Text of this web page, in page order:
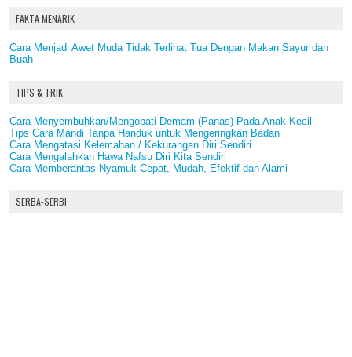
FAKTA MENARIK
Cara Menjadi Awet Muda Tidak Terlihat Tua Dengan Makan Sayur dan
Buah
TIPS & TRIK
Cara Menyembuhkan/Mengobati Demam (Panas) Pada Anak Kecil
Tips Cara Mandi Tanpa Handuk untuk Mengeringkan Badan
Cara Mengatasi Kelemahan / Kekurangan Diri Sendiri
Cara Mengalahkan Hawa Nafsu Diri Kita Sendiri
Cara Memberantas Nyamuk Cepat, Mudah, Efektif dan Alami
SERBA-SERBI